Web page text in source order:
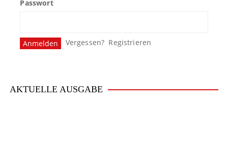
i
Passwort
Vergessen? Registrieren
AKTUELLE AUSGABE